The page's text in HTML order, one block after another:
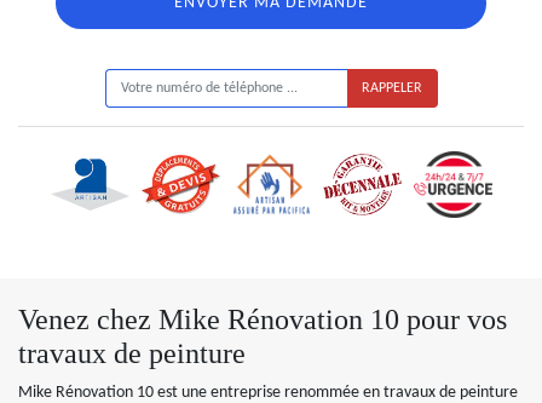
Venez chez Mike Rénovation 10 pour vos
travaux de peinture
Mike Rénovation 10 est une entreprise renommée en travaux de peinture